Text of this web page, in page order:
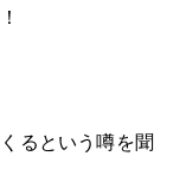
るという噂を聞